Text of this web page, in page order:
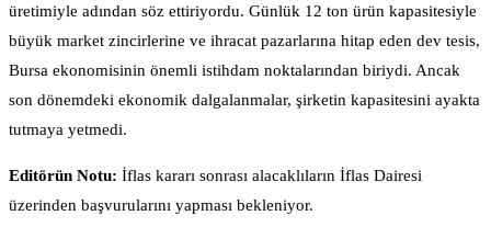
üretimiyle adından söz ettiriyordu. Günlük 12 ton ürün kapasitesiyle
büyük market zincirlerine ve ihracat pazarlarına hitap eden dev tesis,
Bursa ekonomisinin önemli istihdam noktalarından biriydi. Ancak
son dönemdeki ekonomik dalgalanmalar, şirketin kapasitesini ayakta
tutmaya yetmedi.
Editörün Notu: İflas kararı sonrası alacaklıların İflas Dairesi
üzerinden başvurularını yapması bekleniyor.